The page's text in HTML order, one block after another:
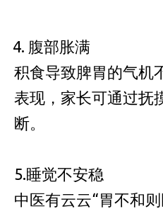
腹部胀满
积食导致脾胃的气机
表现，家长可通过抚
断。
5.睡觉不安稳
中医有云云“胃不和